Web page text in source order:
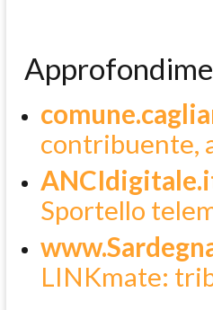
contribuente,
Sportello
LINKmate: